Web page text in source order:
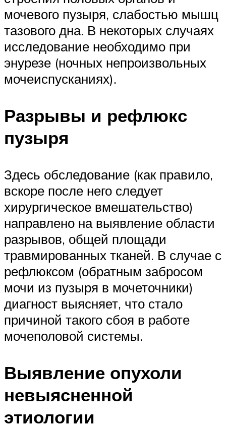
мочевого пузыря, слабостью мышц
тазового дна. В некоторых случаях
исследование необходимо при
энурезе (ночных непроизвольных
мочеиспусканиях).
Разрывы и рефлюкс
пузыря
Здесь обследование (как правило,
вскоре после него следует
хирургическое вмешательство)
направлено на выявление области
разрывов, общей площади
травмированных тканей. В случае с
рефлюксом (обратным забросом
мочи из пузыря в мочеточники)
диагност выясняет, что стало
причиной такого сбоя в работе
мочеполовой системы.
Выявление опухоли
невыясненной
этиологии